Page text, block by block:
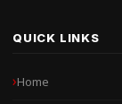
QUICK LINKS
Home